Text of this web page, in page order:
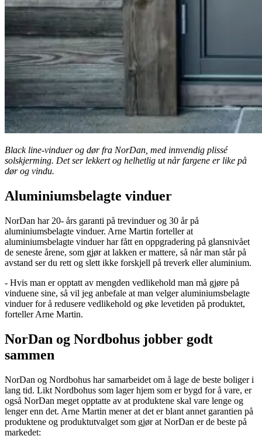
Black line-vinduer og dør fra NorDan, med innvendig plissé
solskjerming. Det ser lekkert og helhetlig ut når fargene er like på
dør og vindu.
Aluminiumsbelagte vinduer
NorDan har 20- års garanti på trevinduer og 30 år på
aluminiumsbelagte vinduer. Arne Martin forteller at
aluminiumsbelagte vinduer har fått en oppgradering på glansnivået
de seneste årene, som gjør at lakken er mattere, så når man står på
avstand ser du rett og slett ikke forskjell på treverk eller aluminium.
- Hvis man er opptatt av mengden vedlikehold man må gjøre på
vinduene sine, så vil jeg anbefale at man velger aluminiumsbelagte
vinduer for å redusere vedlikehold og øke levetiden på produktet,
forteller Arne Martin.
NorDan og Nordbohus jobber godt
sammen
NorDan og Nordbohus har samarbeidet om å lage de beste boliger i
lang tid. Likt Nordbohus som lager hjem som er bygd for å vare, er
også NorDan meget opptatte av at produktene skal vare lenge og
lenger enn det. Arne Martin mener at det er blant annet garantien på
produktene og produktutvalget som gjør at NorDan er de beste på
markedet: